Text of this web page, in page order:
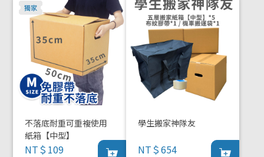
不落底耐重可重複使用
紙箱【中型】
NT＄109
學生搬家神隊友
NT＄654